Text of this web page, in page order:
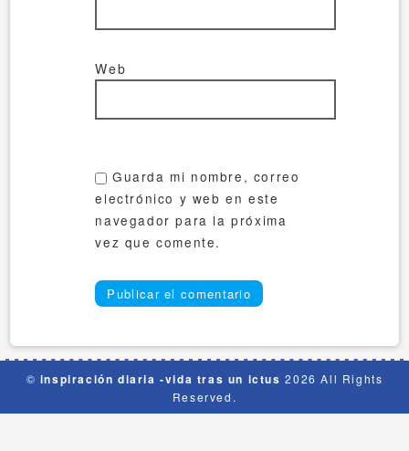
Web
Guarda mi nombre, correo
electrónico y web en este
navegador para la próxima
vez que comente.
© inspiración diaria -vida tras un ictus 2026 All Rights
Reserved.